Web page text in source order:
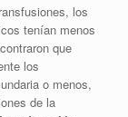
los
tenían menos
que
los
o menos,
de la